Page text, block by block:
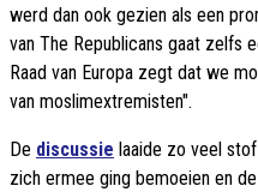
werd dan ook gezien als een
van The Republicans gaat zelfs
Raad van Europa zegt dat we
van moslimextremisten".
De discussie laaide zo veel
zich ermee ging bemoeien en